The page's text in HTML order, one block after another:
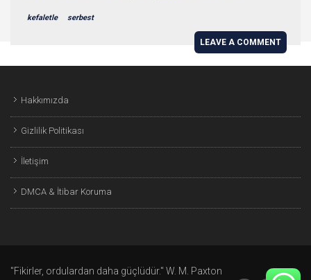
kefaletle serbest
LEAVE A COMMENT
Hakkımızda
Gizlilik Politikası
İletişim
DMCA & İtibar Koruma
"Fikirler, ordulardan daha güçlüdür." W. M. Paxton